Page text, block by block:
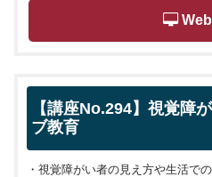
【講座No.294】視覚障
ブ教育
・視覚障がい者の見え方や生活で